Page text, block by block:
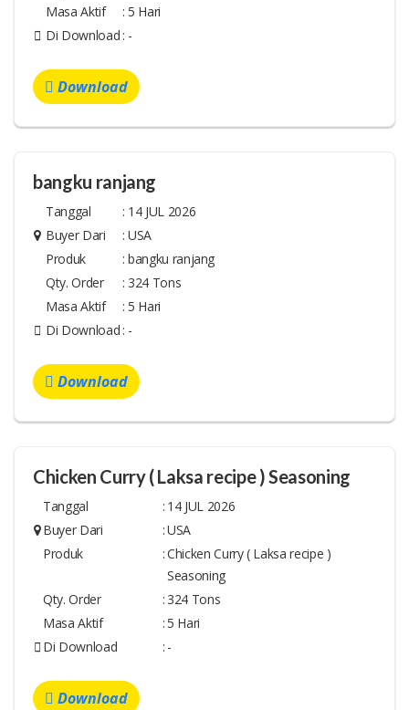
Masa Aktif
: 5 Hari
Di Download : -
Download
bangku ranjang
Tanggal : 14 JUL 2026
Buyer Dari
: USA
Produk
: bangku ranjang
Qty. Order
: 324 Tons
Masa Aktif
: 5 Hari
Di Download : -
Download
Chicken Curry ( Laksa recipe ) Seasoning
Tanggal : 14 JUL 2026
Buyer Dari
:USA
Produk
:Chicken Curry ( Laksa recipe )
Seasoning
Qty. Order
: 324 Tons
Masa Aktif
:5 Hari
Di Download
: -
Download